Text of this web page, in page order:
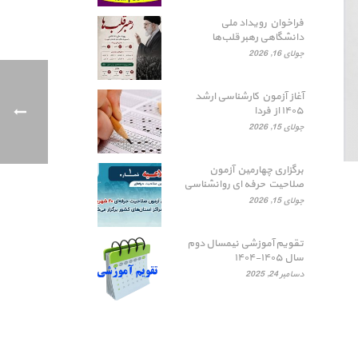
فراخوان رویداد ملی
دانشگاهی رهبر قلب‌ها
جولای 16, 2026
آغاز آزمون کارشناسی ارشد
۱۴۰۵ از فردا
جولای 15, 2026
برگزاری چهارمین آزمون
صلاحیت حرفه ای روانشناسی
جولای 15, 2026
تقویم آموزشی نیمسال دوم
سال ۱۴۰۵-۱۴۰۴
دسامبر 24, 2025